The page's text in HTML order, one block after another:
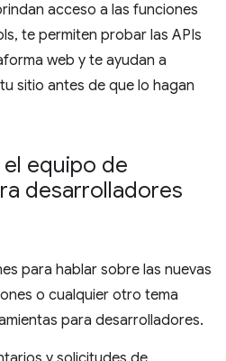
acceso a las funciones
te permiten probar las APIs
web y te ayudan a
sitio antes de que lo hagan
equipo de
desarrolladores
para hablar sobre las nuevas
o cualquier otro tema
para desarrolladores.